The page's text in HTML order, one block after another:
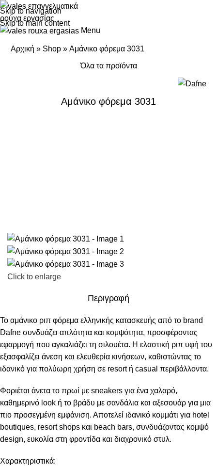
Skip to navigation
Skip to main content
Menu
Αρχική » Shop »Αμάνικο φόρεμα 3031
Όλα τα προϊόντα
Αμάνικο φόρεμα 3031
Click to enlarge
Περιγραφή
Το αμάνικο ριπ φόρεμα ελληνικής κατασκευής από το brand
Dafne συνδυάζει απλότητα και κομψότητα, προσφέροντας
εφαρμογή που αγκαλιάζει τη σιλουέτα. Η ελαστική ριπ υφή του
εξασφαλίζει άνεση και ελευθερία κινήσεων, καθιστώντας το
ιδανικό για πολύωρη χρήση σε resort ή casual περιβάλλοντα.
Φοριέται άνετα το πρωί με sneakers για ένα χαλαρό,
καθημερινό look ή το βράδυ με σανδάλια και αξεσουάρ για μια
πιο προσεγμένη εμφάνιση. Αποτελεί ιδανικό κομμάτι για hotel
boutiques, resort shops και beach bars, συνδυάζοντας κομψό
design, ευκολία στη φροντίδα και διαχρονικό στυλ.
Χαρακτηριστικά: